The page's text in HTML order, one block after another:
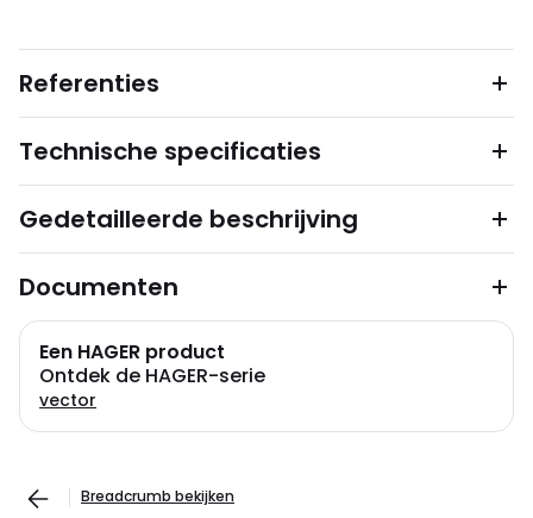
Referenties
Technische specificaties
Gedetailleerde beschrijving
Documenten
Een HAGER product
Ontdek de HAGER-serie
vector
Breadcrumb bekijken